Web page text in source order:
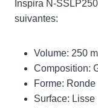
Inspira N-
suivantes:
Volume: 250 ml
Composition:
Forme: Ronde
Surface: Lisse